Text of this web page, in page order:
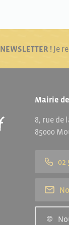
NEWSLETTER !Je
Mairie
8, rue de
85000
02